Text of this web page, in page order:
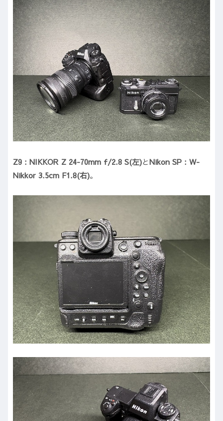
Z9 : NIKKOR Z 24-70mm f/2.8 S(左)とNikon SP : W-
Nikkor 3.5cm F1.8(右)。